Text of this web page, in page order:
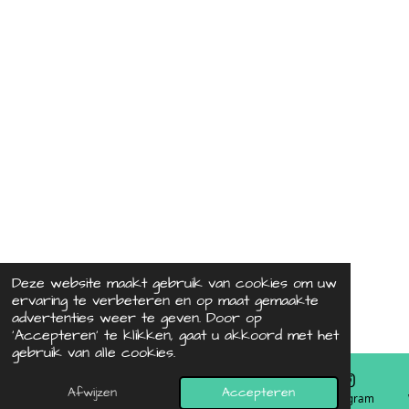
Deze website maakt gebruik van cookies om uw
ervaring te verbeteren en op maat gemaakte
advertenties weer te geven. Door op
‘Accepteren’ te klikken, gaat u akkoord met het
gebruik van alle cookies.
Afwijzen Accepteren
E-mailadres Kaart Instagram